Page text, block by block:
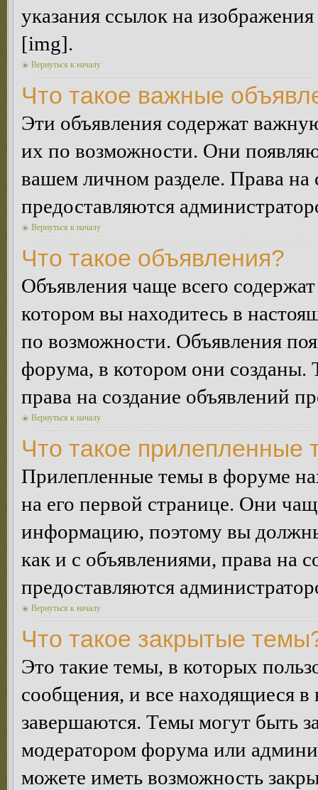
указания ссылок на
[img].
Вернуться к началу
Что такое важные
Эти объявления содержат
их по возможности. Они
вашем личном разделе. Права
предоставляются
Вернуться к началу
Что такое объявления?
Объявления чаще всего
котором вы находитесь в
по возможности. Объявления
форума, в котором они
права на создание объявлений
Вернуться к началу
Что такое прилепленные
Прилепленные темы в форуме
на его первой странице. Они
информацию, поэтому вы
как и с объявлениями, права на
предоставляются
Вернуться к началу
Что такое закрытые
Это такие темы, в которых
сообщения, и все находящиеся
завершаются. Темы могут быть
модератором форума или
можете иметь возможность